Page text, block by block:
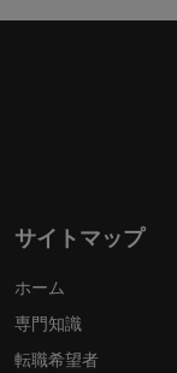
サイトマップ
ホーム
専門知識
転職希望者